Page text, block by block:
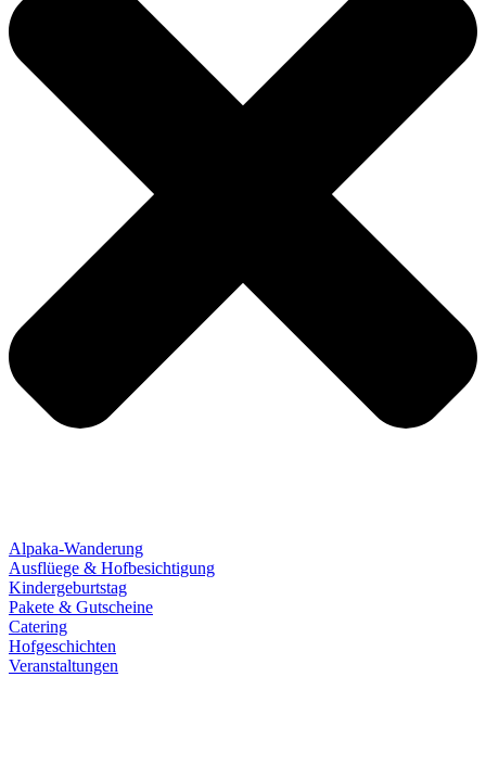
Alpaka-Wanderung
Ausflüege & Hofbesichtigung
Kindergeburtstag
Pakete & Gutscheine
Catering
Hofgeschichten
Veranstaltungen